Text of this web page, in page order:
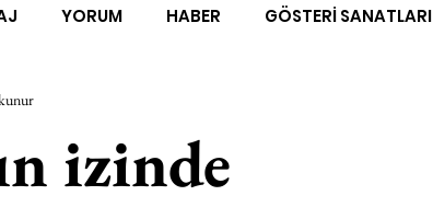
YORUM HABER GÖSTERİ SANATLARI
BİENAL
TOZ PORTRELER ON SORULUK SOHBETLER
izinde